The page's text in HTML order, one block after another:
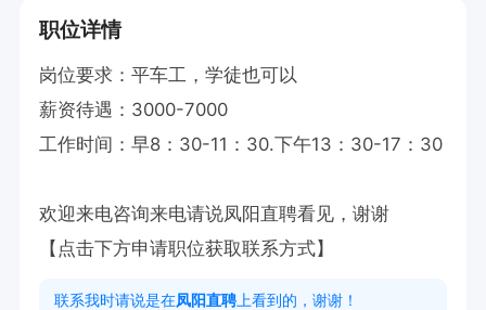
职位详情
岗位要求：平车工，学徒也可以
薪资待遇：3000-7000
工作时间：早8：30-11：30.下午13：30-17：30
欢迎来电咨询来电请说凤阳直聘看见，谢谢
【点击下方申请职位获取联系方式】
联系我时请说是在凤阳直聘 上看到的，谢谢！